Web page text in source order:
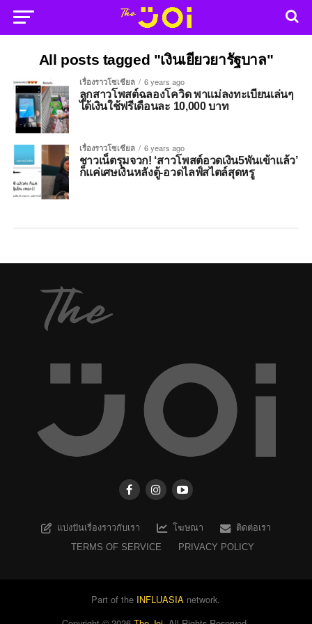
All posts tagged "เงินเยียวยารัฐบาล"
เรื่องราวโซเชียล 6 years ago
ลูกสาวโพสต์ฉลองโควิด พาแม่ลงทะเบียนเล่นๆ
ได้เงินใช้ฟรีเดือนละ 10,000 บาท
เรื่องราวโซเชียล 6 years ago
ชาวเน็ตรุมจวก! ‘สาวโพสต์อวดเงิน5พันเข้าแล้ว’
ก็แค่เศษเงินหลังตู้-อวดไลฟ์สไตล์สุดหรู
แบ่งปันเรื่องราวกับเรา โฆษณา
ติดต่อเรา
TERMS OF SERVICE
PRIVACY POLICY
Part of the INFLUASIA network.